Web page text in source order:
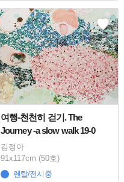
여행-천천히 걷기. The
Journey -a slow walk 19-0
김정아
91x117cm (50호)
렌탈/전시중